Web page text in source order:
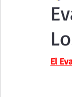
Curso de
El